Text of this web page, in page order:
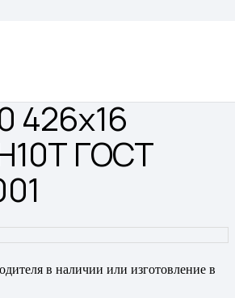
426х16
ГОСТ
в наличии или изготовление в